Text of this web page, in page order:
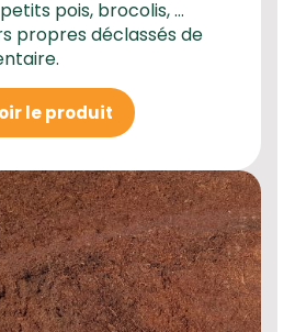
pois, brocolis, …
propres déclassés de
le produit